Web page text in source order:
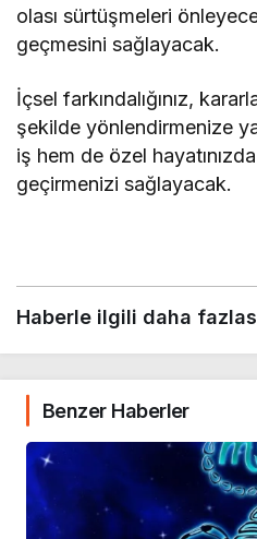
olası sürtüşmeleri
geçmesini sağlayacak.
İçsel farkındalığınız,
şekilde yönlendirmenize
iş hem de özel
geçirmenizi sağlayacak.
Haberle ilgili daha
Benzer Haberler